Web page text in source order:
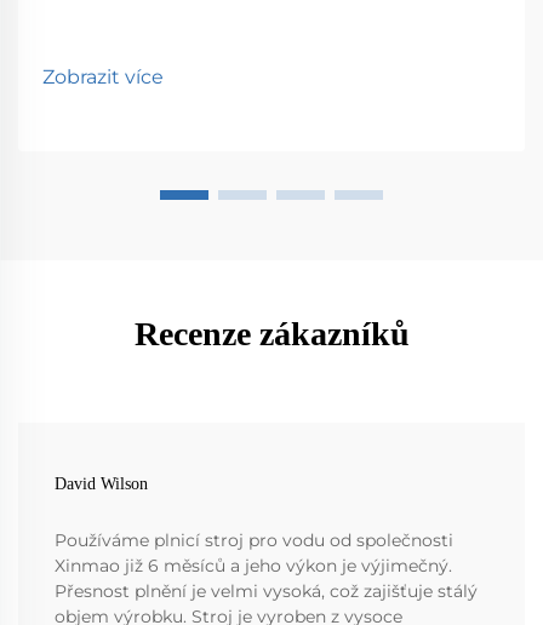
Zobrazit více
Recenze zákazníků
David Wilson
Používáme plnicí stroj pro vodu od společnosti
Xinmao již 6 měsíců a jeho výkon je výjimečný.
Přesnost plnění je velmi vysoká, což zajišťuje stálý
objem výrobku. Stroj je vyroben z vysoce